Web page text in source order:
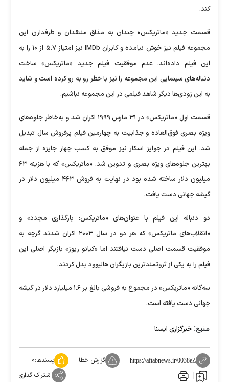
کند.
قسمت جدید «ماتریکس» چندان به مذاق منتقدان و طرفدارن این
مجموعه فیلم نیز خوش نیامده و کابران IMDb نیز امتیاز ۵.۷ از ۱۰ را به
این فیلم داده‌اند. عدم موفقیت فیلم جدید «ماتریکس» ساخت
دنباله‌های سینمایی این مجموعه را نیز با خطر رو به رو کرده است و شاید
به این زودی‌ها دیگر شاهد فیلمی در این مجموعه نباشیم.
قسمت اول «ماتریکس» در ۳۱ مارس ۱۹۹۹ اکران شد و به‌خاطر جلوه‌های
ویژه بصری فوق‌العاده و جذابیت به چهارمین فیلم پرفروش سال تبدیل
شد. این فیلم در جوایز اسکار نیز موفق به کسب چهار جایزه از جمله
بهترین جلوه‌های ویژه بصری و تدوین شد. «ماتریکس» که با هزینه ۶۳
میلیون دلار ساخته شده بود در نهایت به فروش ۴۶۳ میلیون دلار در
گیشه جهانی دست یافت.
دو دنباله این فیلم با عنوان‌های «ماتریکس: بارگذاری مجدد» و
«انقلاب‌های ماتریکس» که هر دو در سال ۲۰۰۳ اکران شدند گرچه به
موفقیت قسمت اصلی دست نیافتند اما «کیانو ریوز» بازیگر اصلی این
فیلم را به یکی از ثروتمندترین بازیگران هالیوود بدل کردند.
سه‌گانه «ماتریکس» در مجموع به فروشی بالغ بر ۱.۶ میلیارد دلار در گیشه
جهانی دست یافته است.
منبع: خبرگزاری ایسنا
https://aftabnews.ir/0038eZ گزارش خطا پسندها:۰
اشتراک گذاری